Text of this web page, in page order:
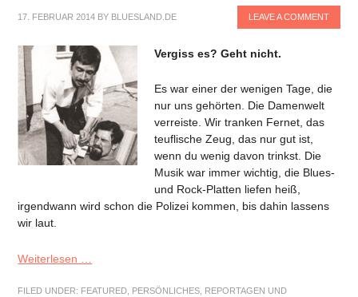
17. FEBRUAR 2014 BY BLUESLAND.DE LEAVE A COMMENT
Vergiss es? Geht nicht.
Es war einer der wenigen Tage, die
nur uns gehörten. Die Damenwelt
verreiste. Wir tranken Fernet, das
teuflische Zeug, das nur gut ist,
wenn du wenig davon trinkst. Die
Musik war immer wichtig, die Blues-
und Rock-Platten liefen heiß,
irgendwann wird schon die Polizei kommen, bis dahin lassens
wir laut.
Weiterlesen …
FILED UNDER: FEATURED PERSÖNLICHES
REPORTAGEN UND